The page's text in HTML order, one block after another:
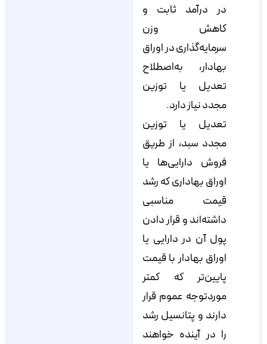
در درآمد ثابت و
کاهش وزن
سرمایه‌گذاری در اوراق
بهادار، به‌اصطلاح
تعدیل یا توزین
مجدد نیاز دارد.
تعدیل یا توزین
مجدد سبد، از طریق
فروش دارایی‌ها یا
اوراق بهاداری که رشد
قیمت مناسبی
داشته‌اند و قرار دادن
پول آن در دارایی یا
اوراق بهادار با قیمت
پایین‌تر که کمتر
موردتوجه عموم قرار
دارند و پتانسیل رشد
را در آینده خواهند